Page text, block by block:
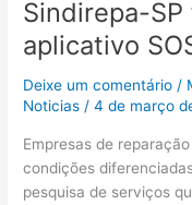
Sindirepa-
aplicativo
Deixe um comentário /
Noticias /4 de março
Empresas de
condições
pesquisa de serviços